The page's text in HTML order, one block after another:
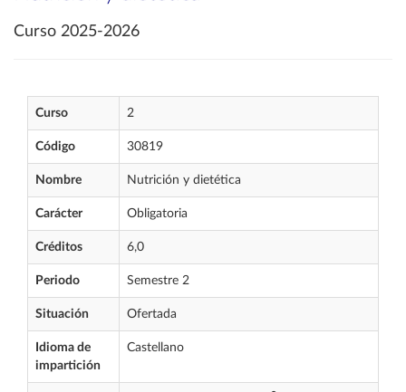
Curso 2025-2026
Curso 2
Código 30819
Nombre Nutrición y dietética
Carácter Obligatoria
Créditos 6,0
Periodo Semestre 2
Situación Ofertada
Idioma de
impartición
Castellano